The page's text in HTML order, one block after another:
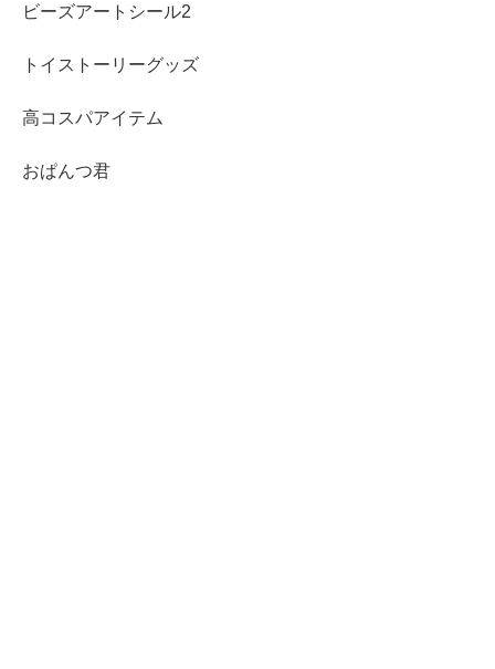
ビーズアートシール2
トイストーリーグッズ
高コスパアイテム
おぱんつ君